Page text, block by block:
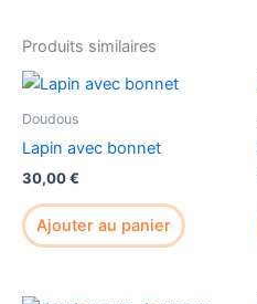
Produits similaires
Doudous
Lapin avec bonnet
30,00€
Ajouter au panier